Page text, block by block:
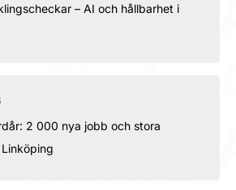
– AI och hållbarhet i
2 000 nya jobb och stora